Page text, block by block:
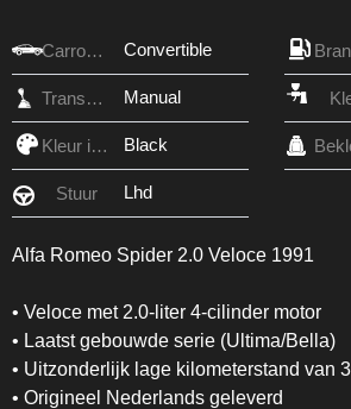
Carrosserie Convertible
Transmissie Manual
Kleur interieur Black
Stuur Lhd
Alfa Romeo Spider 2.0 Veloce 1991
• Veloce met 2.0-liter 4-cilinder motor
• Laatst gebouwde serie (Ultima/Bella)
• Uitzonderlijk lage kilometerstand van
• Origineel Nederlands geleverd